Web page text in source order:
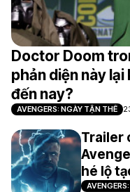
Doctor Doom
phản diện này
đến nay?
AVENGERS: NGÀY TẬN THẾ
Trailer
hé lộ